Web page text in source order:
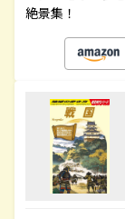
絶景集！